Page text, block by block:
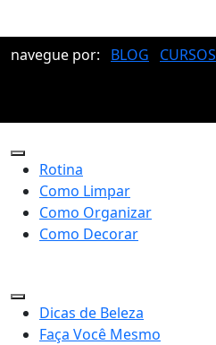
navegue por: BLOG CURSOS
Rotina
Como Limpar
Como Organizar
Como Decorar
Dicas de Beleza
Faça Você Mesmo